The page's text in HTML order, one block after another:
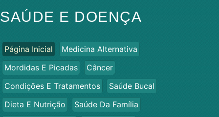
SAÚDE E DOENÇA
Página Inicial
Medicina Alternativa
Mordidas E Picadas
Câncer
Condições E Tratamentos
Saúde Bucal
Dieta E Nutrição
Saúde Da Família